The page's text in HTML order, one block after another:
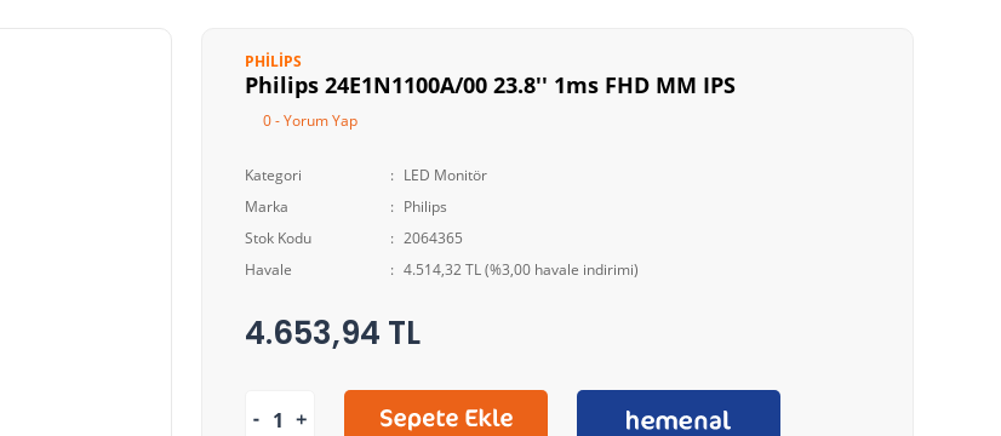
PHILIPS
Philips 24E1N1100A/00 23.8'' 1ms FHD MM IPS
0 - Yorum Yap
Kategori
LED Monitör
Marka
Philips
Stok Kodu
2064365
Havale
4.514,32 TL (%3,00 havale indirimi)
4.653,94 TL